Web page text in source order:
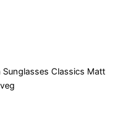
Sunglasses Classics Matt